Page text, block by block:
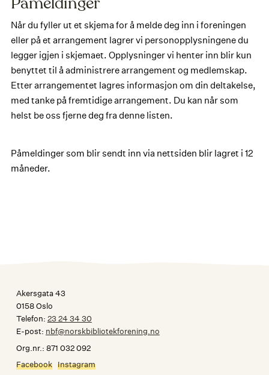
Påmeldinger
Når du fyller ut et skjema for å melde deg inn i foreningen
eller på et arrangement lagrer vi personopplysningene du
legger igjen i skjemaet. Opplysninger vi henter inn blir kun
benyttet til å administrere arrangement og medlemskap.
Etter arrangementet lagres informasjon om din deltakelse,
med tanke på fremtidige arrangement. Du kan når som
helst be oss fjerne deg fra denne listen.
Påmeldinger som blir sendt inn via nettsiden blir lagret i 12
måneder.
Akersgata 43
0158 Oslo
Telefon: 23 24 34 30
E-post: nbf@norskbibliotekforening.no
Org.nr.: 871 032 092
Facebook Instagram